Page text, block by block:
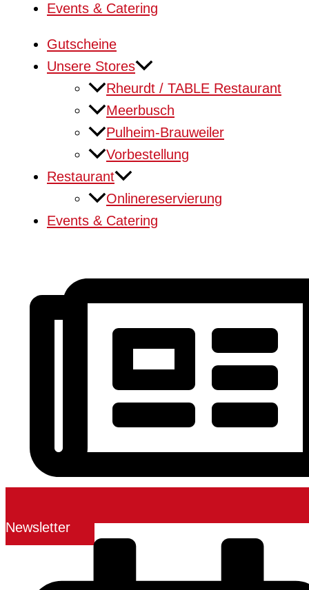
Events & Catering
Gutscheine
Unsere Stores
Rheurdt / TABLE Restaurant
Meerbusch
Pulheim-Brauweiler
Vorbestellung
Restaurant
Onlinereservierung
Events & Catering
Newsletter